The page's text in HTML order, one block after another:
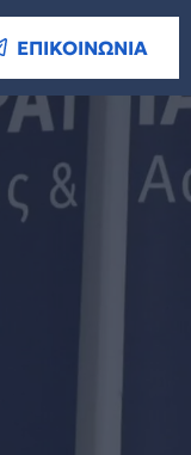
ΕΠΙΚΟΙΝΩΝΙΑ